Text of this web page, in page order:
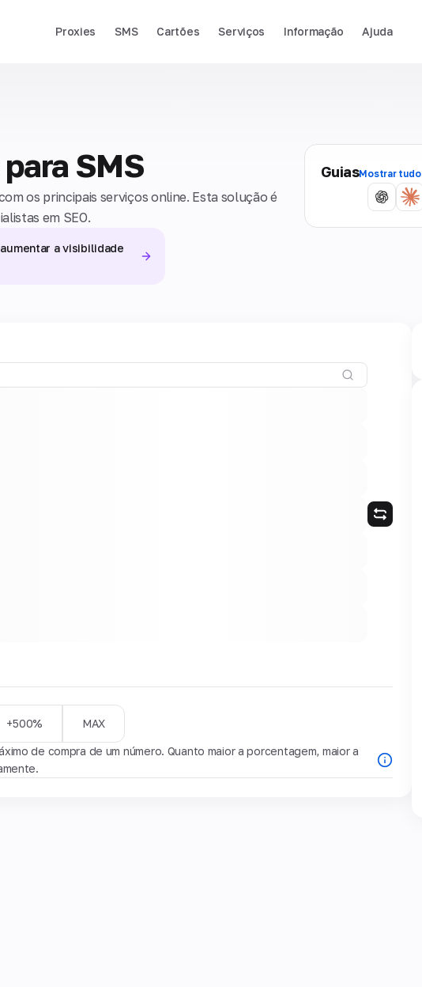
Proxies SMS Cartões Serviços Informação Ajuda
SMS
os principais serviços online. Esta solução é
em SEO.
a visibilidade
GuiasMostrar tudo
+500% MAX
de compra de um número. Quanto maior a porcentagem, maior a